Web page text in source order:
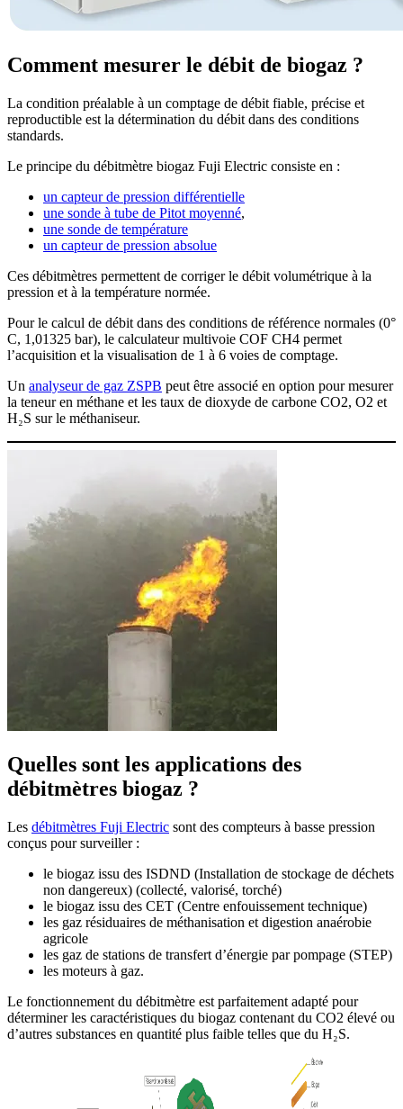
Comment mesurer le débit de biogaz ?
La condition préalable à un comptage de débit fiable, précise et
reproductible est la détermination du débit dans des conditions
standards.
Le principe du débitmètre biogaz Fuji Electric consiste en :
un capteur de pression différentielle
une sonde à tube de Pitot moyenné,
une sonde de température
un capteur de pression absolue
Ces débitmètres permettent de corriger le débit volumétrique à la
pression et à la température normée.
Pour le calcul de débit dans des conditions de référence normales (0°
C, 1,01325 bar), le calculateur multivoie COF CH4 permet
l’acquisition et la visualisation de 1 à 6 voies de comptage.
Un analyseur de gaz ZSPB peut être associé en option pour mesurer
la teneur en méthane et les taux de dioxyde de carbone CO2, O2 et
H₂S sur le méthaniseur.
Quelles sont les applications des
débitmètres biogaz ?
Les débitmètres Fuji Electric sont des compteurs à basse pression
conçus pour surveiller :
le biogaz issu des ISDND (Installation de stockage de déchets
non dangereux) (collecté, valorisé, torché)
le biogaz issu des CET (Centre enfouissement technique)
les gaz résiduaires de méthanisation et digestion anaérobie
agricole
les gaz de stations de transfert d’énergie par pompage (STEP)
les moteurs à gaz.
Le fonctionnement du débitmètre est parfaitement adapté pour
déterminer les caractéristiques du biogaz contenant du CO2 élevé ou
d’autres substances en quantité plus faible telles que du H₂S.